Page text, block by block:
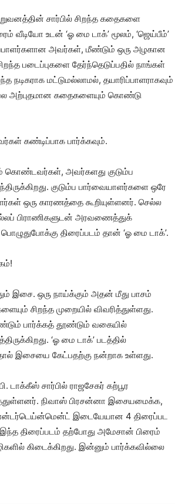
சார்பில் சிறந்த கதைகளை
வீடியோ உடன் ‘ஓ மை டாக்’ மூலம், ‘ஜெய்பீம்’
அவர்கள், மீண்டும் ஒரு அழகான
படைப்புகளை தேர்ந்தெடுப்பதில் நாங்கள்
நடிகராக மட்டுமல்லாமல், தயாரிப்பாளராகவும்
அற்புதமான கதைகளையும் கொண்டு
கண்டிப்பாக பார்க்கவும்.
கொண்டவர்கள், அவர்களது குடும்ப
குடும்ப பார்வையாளர்களை ஒரே
ஒரு காரணத்தை கூறியுள்ளனர். செல்ல
பிராணிகளுடன் அரவணைத்துக்
திரைப்படம் தான் ‘ஓ மை டாக்’.
இசை. ஒரு நாய்க்கும் அதன் மீது பாசம்
சிறந்த முறையில் விவரித்துள்ளது.
பார்க்கத் தூண்டும் வகையில்
‘ஓ மை டாக்’ படத்தில்
இசையை கேட்பதற்கு நன்றாக உள்ளது.
டாக்கீஸ் சார்பில் ராஜசேகர் கற்பூர
நிவாஸ் பிரசன்னா இசையமைக்க,
என்டர்டெய்ன்மென்ட் இடையேயான 4 திரைப்பட
இந்த திரைப்படம் தற்போது அமேசான் பிரைம்
கிடைக்கிறது. இன்னும் பார்க்கவில்லை